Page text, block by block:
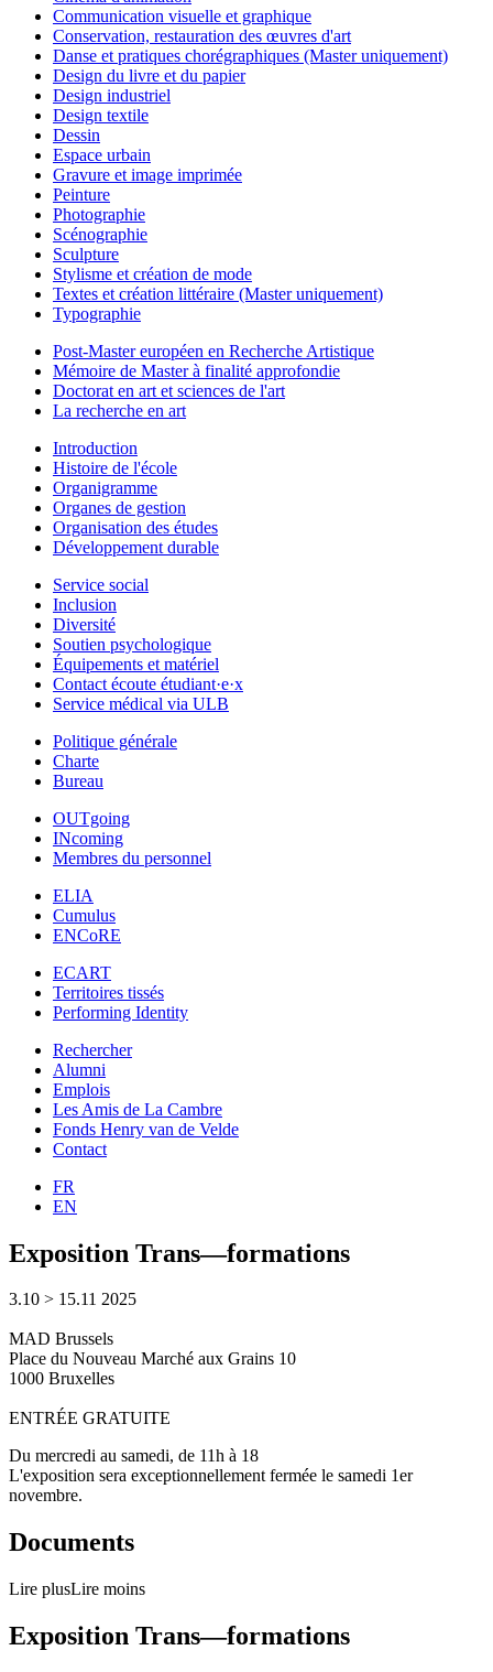
Communication visuelle et graphique
Conservation, restauration des œuvres d'art
Danse et pratiques chorégraphiques (Master uniquement)
Design du livre et du papier
Design industriel
Design textile
Dessin
Espace urbain
Gravure et image imprimée
Peinture
Photographie
Scénographie
Sculpture
Stylisme et création de mode
Textes et création littéraire (Master uniquement)
Typographie
Post-Master européen en Recherche Artistique
Mémoire de Master à finalité approfondie
Doctorat en art et sciences de l'art
La recherche en art
Introduction
Histoire de l'école
Organigramme
Organes de gestion
Organisation des études
Développement durable
Service social
Inclusion
Diversité
Soutien psychologique
Équipements et matériel
Contact écoute étudiant·e·x
Service médical via ULB
Politique générale
Charte
Bureau
OUTgoing
INcoming
Membres du personnel
ELIA
Cumulus
ENCoRE
ECART
Territoires tissés
Performing Identity
Rechercher
Alumni
Emplois
Les Amis de La Cambre
Fonds Henry van de Velde
Contact
FR
EN
Exposition Trans—formations
3.10 > 15.11 2025
MAD Brussels
Place du Nouveau Marché aux Grains 10
1000 Bruxelles
ENTRÉE GRATUITE
Du mercredi au samedi, de 11h à 18
L'exposition sera exceptionnellement fermée le samedi 1er
novembre.
Documents
Lire plusLire moins
Exposition Trans—formations